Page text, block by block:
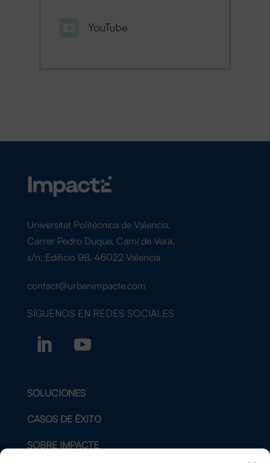
YouTube
Universitat Politècnica de Valencia,
Carrer Pedro Duque, Camí de Vera,
s/n, Edificio 9B, 46022 Valencia
contact@urbanimpacte.com
SÍGUENOS EN REDES SOCIALES
SOLUCIONES
CASOS DE ÉXITO
SOBRE IMPACTE